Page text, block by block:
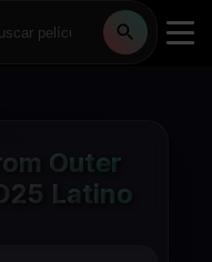
Outer
Latino